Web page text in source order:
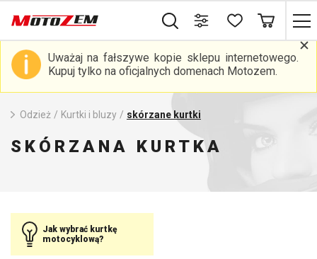
Uważaj na fałszywe kopie sklepu internetowego.
Kupuj tylko na oficjalnych domenach Motozem.
Odzież / Kurtki i bluzy / skórzane kurtki
SKÓRZANA KURTKA
Jak wybrać kurtkę
motocyklową?